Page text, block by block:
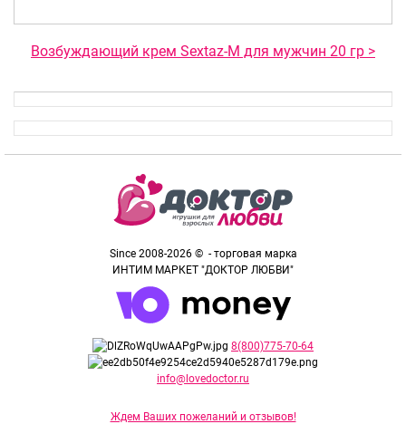
Возбуждающий крем Sextaz-M для мужчин 20 гр >
Since 2008-2026 © - торговая марка
ИНТИМ МАРКЕТ "ДОКТОР ЛЮБВИ"
8(800)775-70-64
info@lovedoctor.ru
Ждем Ваших пожеланий и отзывов!